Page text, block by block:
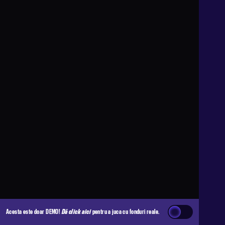
Acesta este doar DEMO!Dă click aicipentru a juca cu fonduri reale.